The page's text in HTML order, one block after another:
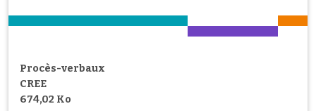
Procès-verbaux
CREE
674,02 Ko